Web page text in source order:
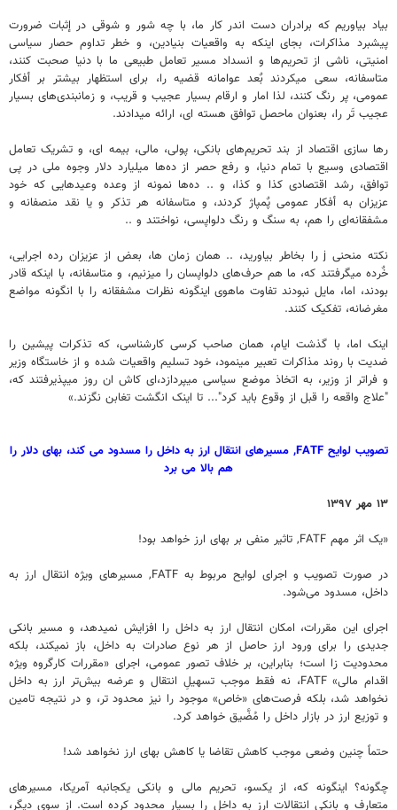
بیاد بیاوریم که برادران دست اندر کار ما، با چه شور و شوقی در إثبات ضرورت
پیشبرد مذاکرات، بجای اینکه به واقعیات بنیادین، و خطر تداوم حصار سیاسی
امنیتی، ناشی از تحریم‌ها و انسداد مسیر تعامل طبیعی ما با دنیا صحبت کنند،
متاسفانه، سعی میکردند بٌعد عوامانه قضیه را، برای استظهار بیشتر بر أفکار
عمومی، پر رنگ کنند، لذا امار و ارقام بسیار عجیب و قریب، و زمانبندی‌های بسیار
عجیب تَر را، بعنوان ماحصل توافق هسته ای، ارائه میدادند.
رها سازی اقتصاد از بند تحریم‌های بانکی، پولی، مالی، بیمه ای، و تشریک تعامل
اقتصادی وسیع با تمام دنیا، و رفع حصر از ده‌ها میلیارد دلار وجوه ملی در پی
توافق، رشد اقتصادی کذا و کذا، و .. ده‌ها نمونه از وعده وعیدهایی که خود
عزیزان به أفکار عمومی پٌمپاژ کردند، و متاسفانه هر تذکر و یا نقد منصفانه و
مشفقانه‌ای را هم، به سنگ و رنگ دلواپسی، نواختند و ..
نکته منحنی j را بخاطر بیاورید، .. همان زمان ها، بعض از عزیزان رده اجرایی،
خٌرده میگرفتند که، ما هم حرف‌های دلواپسان را میزنیم، و متاسفانه، با اینکه قادر
بودند، اما، مایل نبودند تفاوت ماهوی اینگونه نظرات مشفقانه را با انگونه مواضع
مغرضانه، تفکیک کنند.
اینک اما، با گذشت ایام، همان صاحب کرسی کارشناسی، که تذکرات پیشین را
ضدیت با روند مذاکرات تعبیر مینمود، خود تسلیم واقعیات شده و از خاستگاه وزیر
و فراتر از وزیر، به اتخاذ موضع سیاسی میپردازد،‌ای کاش ان روز میپذیرفتند که،
"علاج واقعه را قبل از وقوع باید کرد"... تا اینک انگشت تغابن نگزند.»
تصویب لوایح FATF, مسیرهای انتقال ارز به داخل را مسدود می کند، بهای دلار را
هم بالا می برد
۱۳ مهر ۱۳۹۷
«یک اثر مهم FATF, تاثیر منفی بر بهای ارز خواهد بود!
در صورت تصویب و اجرای لوایح مربوط به FATF, مسیرهای ویژه انتقال ارز به
داخل، مسدود می‌شود.
اجرای این مقررات، امکان انتقال ارز به داخل را افزایش نمیدهد، و مسیر بانکی
جدیدی را برای ورود ارز حاصل از هر نوع صادرات به داخل، باز نمیکند، بلکه
محدودیت زا است؛ بنابراین، بر خلاف تصور عمومی، اجرای «مقررات کارگروه ویژه
اقدام مالی» FATF، نه فقط موجب تسهیلِ انتقال و عرضه بیش‌تر ارز به داخل
نخواهد شد، بلکه فرصت‌های «خاص» موجود را نیز محدود تر، و در نتیجه تامین
و توزیع ارز در بازار داخل را مُضَّیق خواهد کرد.
حتماً چنین وضعی موجب کاهش تقاضا یا کاهش بهای ارز نخواهد شد!
چگونه؟ اینگونه که، از یکسو، تحریم مالی و بانکی یکجانبه آمریکا، مسیرهای
متعارف و بانکی انتقالات ارز به داخل را بسیار محدود کرده است. از سوی دیگر،